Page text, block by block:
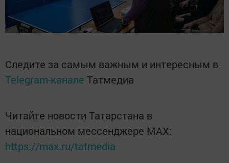
Следите за самым важным и интересным в
Telegram-канале Татмедиа
Читайте новости Татарстана в
национальном мессенджере MАХ:
https://max.ru/tatmedia